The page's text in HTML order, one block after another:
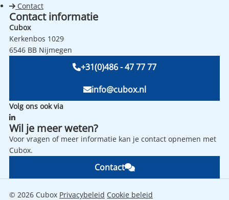
Contact
Contact informatie
Cubox
Kerkenbos 1029
6546 BB Nijmegen
+31(0)486 - 47 77 77
info@cubox.nl
Volg ons ook via
Wil je meer weten?
Voor vragen of meer informatie kan je contact opnemen met
Cubox.
Contact
© 2026 Cubox Privacybeleid Cookie beleid